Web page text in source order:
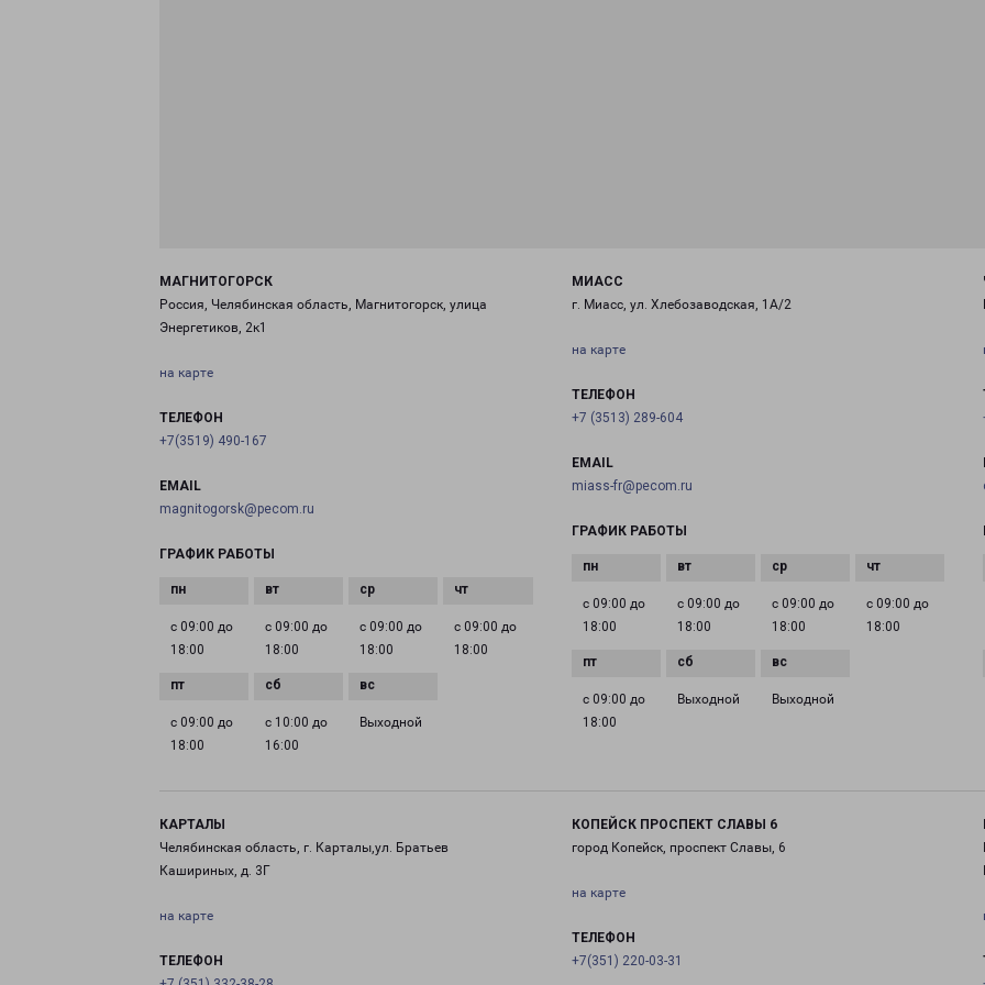
МАГНИТОГОРСК
Россия, Челябинская область, Магнитогорск, улица
Энергетиков, 2к1
на карте
ТЕЛЕФОН
+7(3519) 490-167
EMAIL
magnitogorsk@pecom.ru
ГРАФИК РАБОТЫ
с 09:00 до
18:00
с 09:00 до
18:00
с 09:00 до
18:00
с 09:00 до
18:00
с 09:00 до
18:00
с 10:00 до
16:00
Выходной
МИАСС
г. Миасс, ул. Хлебозаводская, 1А/2
на карте
ТЕЛЕФОН
+7 (3513) 289-604
EMAIL
miass-fr@pecom.ru
ГРАФИК РАБОТЫ
с 09:00 до
18:00
с 09:00 до
18:00
с 09:00 до
18:00
с 09:00 до
18:00
с 09:00 до
18:00
Выходной Выходной
КАРТАЛЫ
Челябинская область, г. Карталы,ул. Братьев
Кашириных, д. 3Г
на карте
ТЕЛЕФОН
КОПЕЙСК ПРОСПЕКТ СЛАВЫ 6
город Копейск, проспект Славы, 6
на карте
ТЕЛЕФОН
+7(351) 220-03-31